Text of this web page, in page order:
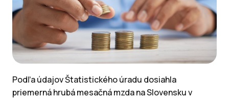
Podľa údajov Štatistického úradu dosiahla
priemerná hrubá mesačná mzda na Slovensku v